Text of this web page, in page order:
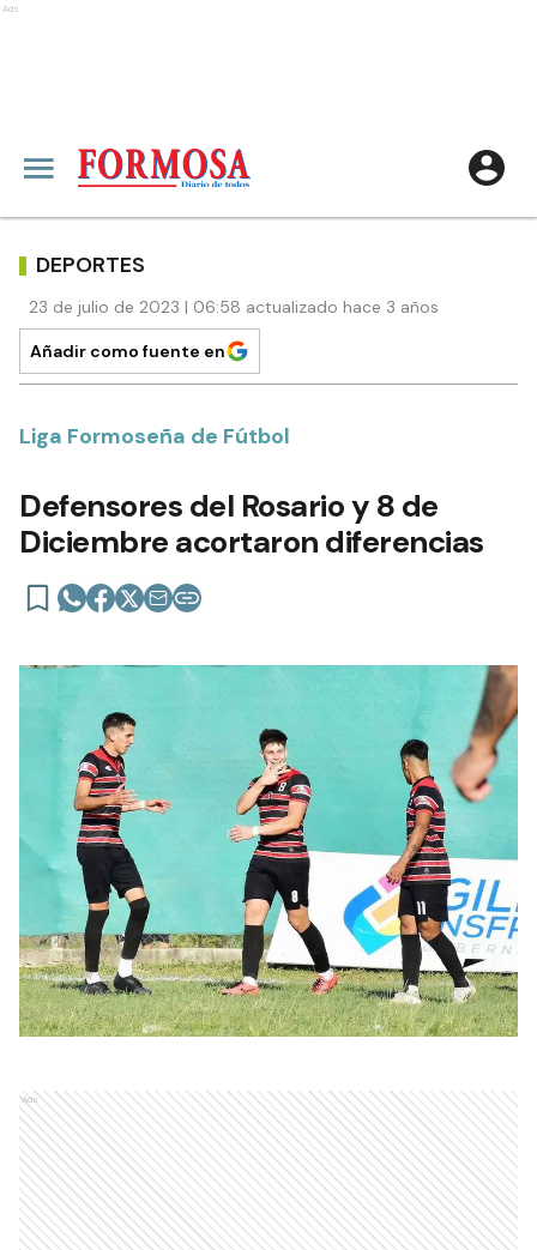
Ads
DEPORTES
23 de julio de 2023 | 06:58 actualizado hace 3 años
Añadir como fuente en
Liga Formoseña de Fútbol
Defensores del Rosario y 8 de
Diciembre acortaron diferencias
Ads